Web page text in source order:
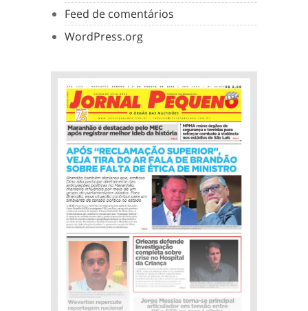
Feed de comentários
WordPress.org